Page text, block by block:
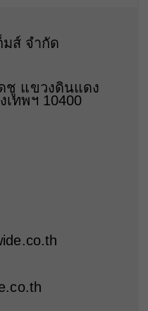
มส์ จำกัด
ชู แขวงดินแดง
เทพฯ 10400